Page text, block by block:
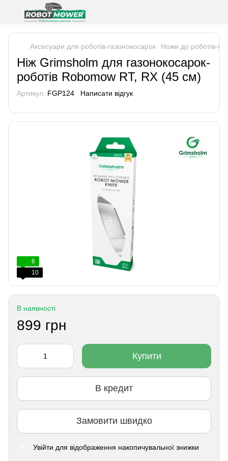
Аксесуари для роботів-газонокосарок Ножи до роботів-
Ніж Grimsholm для газонокосарок-
роботів Robomow RT, RX (45 см)
Артикул: FGP124 Написати відгук
6
10
В наявності
899 грн
Купити
В кредит
Замовити швидко
Увійти для відображення накопичувальної знижки